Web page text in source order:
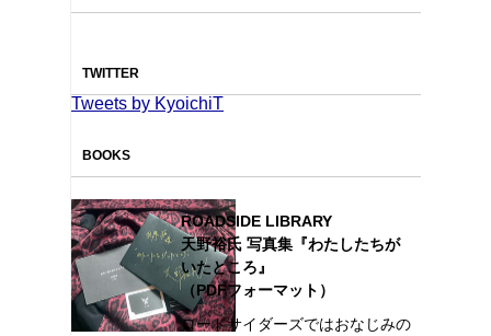
TWITTER
Tweets by KyoichiT
BOOKS
ROADSIDE LIBRARY
天野裕氏 写真集『わたしたちが
いたところ』
（PDFフォーマット）
ロードサイダーズではおなじみの